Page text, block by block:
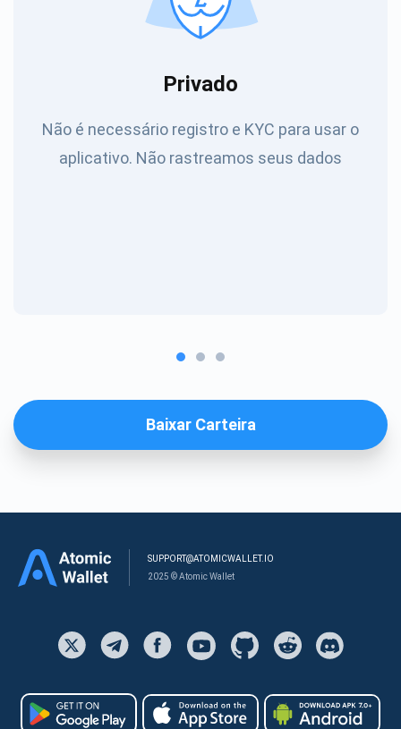
Privado
Não é necessário registro e KYC para usar o
aplicativo. Não rastreamos seus dados
Baixar Carteira
SUPPORT@ATOMICWALLET.IO
2025 © Atomic Wallet